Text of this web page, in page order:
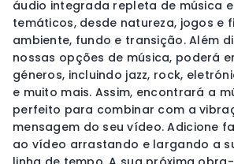
áudio integrada repleta de música
temáticos, desde natureza, jogos e
ambiente, fundo e transição. Além
nossas opções de música, poderá
géneros, incluindo jazz, rock,
e muito mais. Assim, encontrará a
perfeito para combinar com a
mensagem do seu vídeo. Adicione
ao vídeo arrastando e largando a